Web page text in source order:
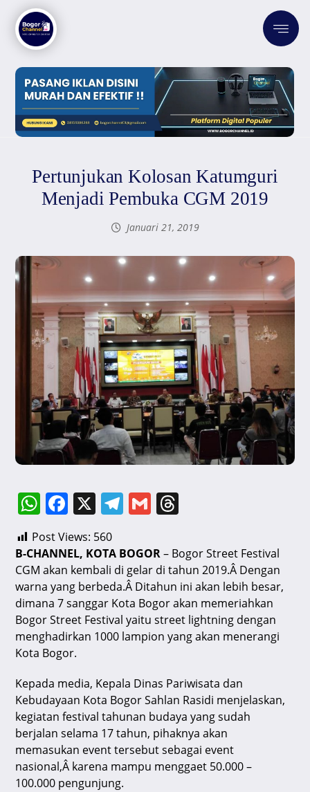
Pertunjukan Kolosan Katumguri
Menjadi Pembuka CGM 2019
Januari 21, 2019
W
h
at
s
A
p
p
F
c
e
b
o
o
k
X T
e
gr
a
m
G
ai
l
e
a
d
s
Post Views: 560
B-CHANNEL, KOTA BOGOR– Bogor Street Festival
CGM akan kembali di gelar di tahun 2019.Â Dengan
warna yang berbeda.Â Ditahun ini akan lebih besar,
dimana 7 sanggar Kota Bogor akan memeriahkan
Bogor Street Festival yaitu street lightning dengan
menghadirkan 1000 lampion yang akan menerangi
Kota Bogor.
Kepada media, Kepala Dinas Pariwisata dan
Kebudayaan Kota Bogor Sahlan Rasidi menjelaskan,
kegiatan festival tahunan budaya yang sudah
berjalan selama 17 tahun, pihaknya akan
memasukan event tersebut sebagai event
nasional,Â karena mampu menggaet 50.000 –
100.000 pengunjung.